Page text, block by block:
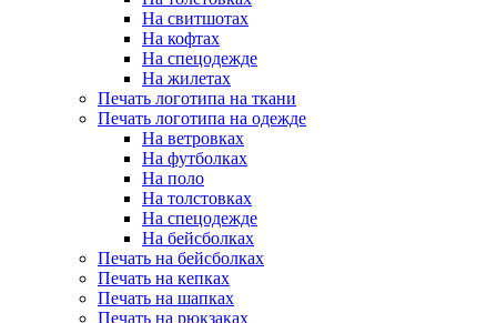
На свитшотах
На кофтах
На спецодежде
На жилетах
Печать логотипа на ткани
Печать логотипа на одежде
На ветровках
На футболках
На поло
На толстовках
На спецодежде
На бейсболках
Печать на бейсболках
Печать на кепках
Печать на шапках
Печать на рюкзаках